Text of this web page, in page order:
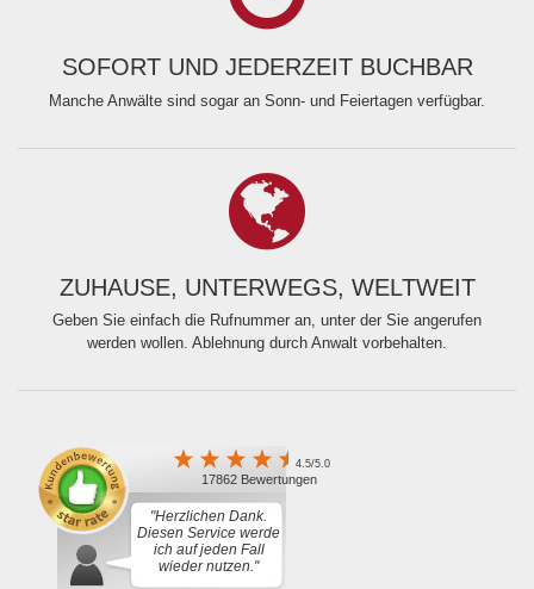
SOFORT UND JEDERZEIT BUCHBAR
Manche Anwälte sind sogar an Sonn- und Feiertagen verfügbar.
ZUHAUSE, UNTERWEGS, WELTWEIT
Geben Sie einfach die Rufnummer an, unter der Sie angerufen
werden wollen. Ablehnung durch Anwalt vorbehalten.
4.5/5.0
17862 Bewertungen
"Herzlichen Dank.
Diesen Service werde
ich auf jeden Fall
wieder nutzen."